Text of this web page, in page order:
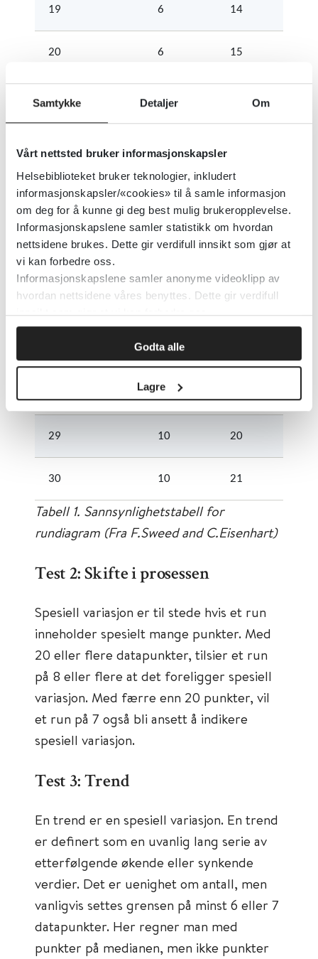
Samtykke Detaljer Om
Vårt nettsted bruker informasjonskapsler
Helsebiblioteket bruker teknologier, inkludert
informasjonskapsler/«cookies» til å samle informasjon
om deg for å kunne gi deg best mulig brukeropplevelse.
Informasjonskapslene samler statistikk om hvordan
nettsidene brukes. Dette gir verdifull innsikt som gjør at
vi kan forbedre oss.
Informasjonskapslene samler anonyme videoklipp av
hvordan nettsidene våres benyttes. Dette gir verdifull
innsikt som gjør at vi kan forbedre oss.
Godta alle
Lagre
19 6 14
20 6 15
23 8 16
24 8 17
25
9
10
29 10 20
30 10 21
Tabell 1. Sannsynlighetstabell for
rundiagram (Fra F.Sweed and C.Eisenhart)
Test 2: Skifte i prosessen
Spesiell variasjon er til stede hvis et run
inneholder spesielt mange punkter. Med
20 eller flere datapunkter, tilsier et run
på 8 eller flere at det foreligger spesiell
variasjon. Med færre enn 20 punkter, vil
et run på 7 også bli ansett å indikere
spesiell variasjon.
Test 3: Trend
En trend er en spesiell variasjon. En trend
er definert som en uvanlig lang serie av
etterfølgende økende eller synkende
verdier. Det er uenighet om antall, men
vanligvis settes grensen på minst 6 eller 7
datapunkter. Her regner man med
punkter på medianen, men ikke punkter